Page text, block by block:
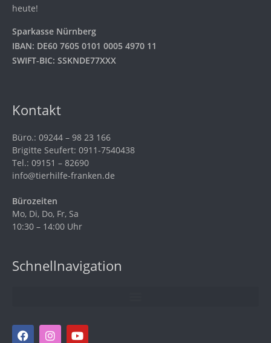
heute!
Sparkasse Nürnberg
IBAN: DE60 7605 0101 0005 4970 11
SWIFT-BIC: SSKNDE77XXX
Kontakt
Büro.: 09244 – 98 23 166
Brigitte Seufert: 0911-7540438
Tel.: 09151 – 82690
info@tierhilfe-franken.de
Bürozeiten
Mo, Di, Do, Fr, Sa
10:30 – 14:00 Uhr
Schnellnavigation